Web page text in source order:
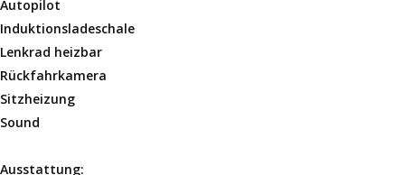
Autopilot
Induktionsladeschale
Lenkrad heizbar
Rückfahrkamera
Sitzheizung
Sound
Ausstattung: